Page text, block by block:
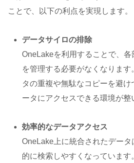
ことで、以下の利点を実現します。
データサイロの排除
OneLakeを利用することで、各
を管理する必要がなくなりま
タの重複や無駄なコピーを避
ータにアクセスできる環境が整
効率的なデータアクセス
OneLake上に統合されたデー
的に検索しやすくなっています